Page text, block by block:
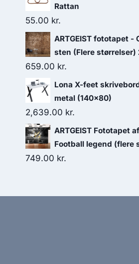
Rattan
55.00 kr.
ARTGEIST fototapet -
sten (Flere størrelser)
659.00 kr.
Lona X-feet
metal (140x80)
2,639.00 kr.
ARTGEIST Fototapet
Football legend (flere
749.00 kr.